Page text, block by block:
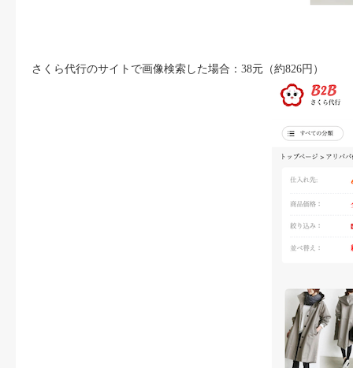
さくら代行のサイトで画像検索した場合：38元（約826円）